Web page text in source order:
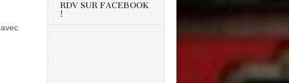
avec
RDV SUR FACEBOOK
!